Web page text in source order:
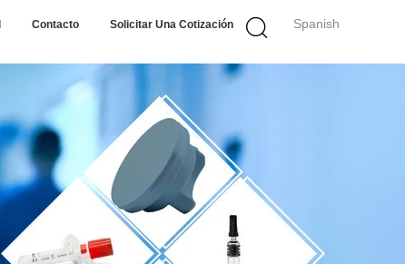
Spanish
Contacto Solicitar Una Cotización